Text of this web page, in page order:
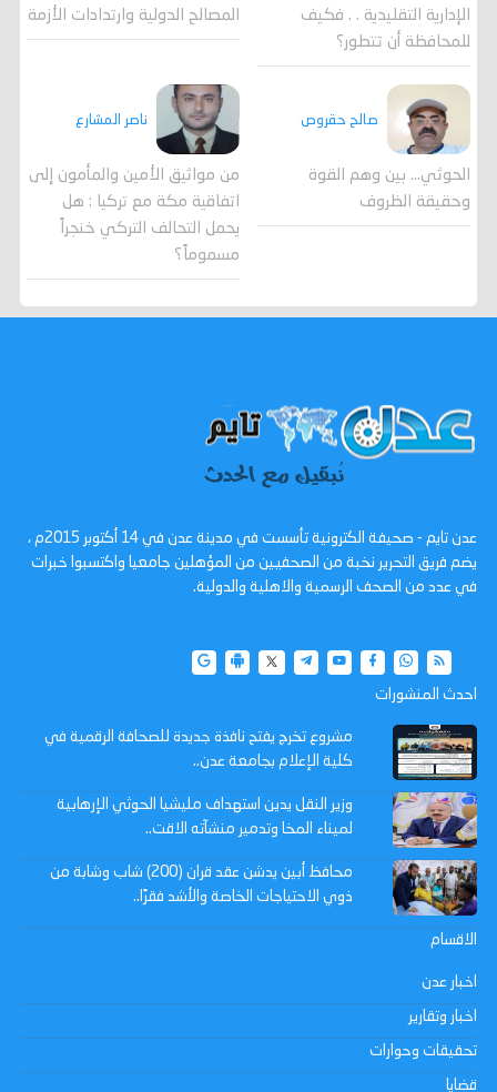
الإدارية التقليدية . . فكيف
للمحافظة أن تتطور؟
المصالح الدولية وارتدادات الأزمة
صالح حقروص
الحوثي... بين وهم القوة
وحقيقة الظروف
ناصر المشارع
من مواثيق الأمين والمأمون إلى
اتفاقية مكة مع تركيا : هل
يحمل التحالف التركي خنجراً
مسموماً؟
عدن تايم - صحيفة الكترونية تأسست في مدينة عدن في 14 أكتوبر 2015م ،
يضم فريق التحرير نخبة من الصحفيين من المؤهلين جامعيا واكتسبوا خبرات
في عدد من الصحف الرسمية والاهلية والدولية.
احدث المنشورات
مشروع تخرج يفتح نافذة جديدة للصحافة الرقمية في
كلية الإعلام بجامعة عدن..
وزير النقل يدين استهداف مليشيا الحوثي الإرهابية
لميناء المخا وتدمير منشآته الاقت..
محافظ أبين يدشن عقد قران (200) شاب وشابة من
ذوي الاحتياجات الخاصة والأشد فقرًا..
الاقسام
اخبار عدن
اخبار وتقارير
تحقيقات وحوارات
قضايا